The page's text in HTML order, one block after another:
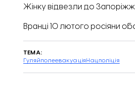
Жінку відвезли до
Вранці 10 лютого росіяни
ТЕМА:
ГуляйполеевакуаціяНацполіція